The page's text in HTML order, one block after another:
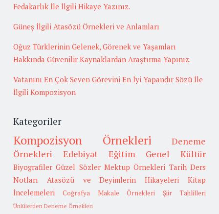
Fedakarlık İle İlgili Hikaye Yazınız.
Güneş İlgili Atasözü Örnekleri ve Anlamları
Oğuz Türklerinin Gelenek, Görenek ve Yaşamları
Hakkında Güvenilir Kaynaklardan Araştırma Yapınız.
Vatanını En Çok Seven Görevini En İyi Yapandır Sözü İle
İlgili Kompozisyon
Kategoriler
Kompozisyon Örnekleri
Deneme
Örnekleri
Edebiyat Eğitim Genel Kültür
Biyografiler Güzel Sözler Mektup Örnekleri Tarih Ders
Notları
Atasözü ve Deyimlerin Hikayeleri
Kitap
İncelemeleri
Coğrafya Makale Örnekleri Şiir Tahlilleri
Ünlülerden Deneme Örnekleri